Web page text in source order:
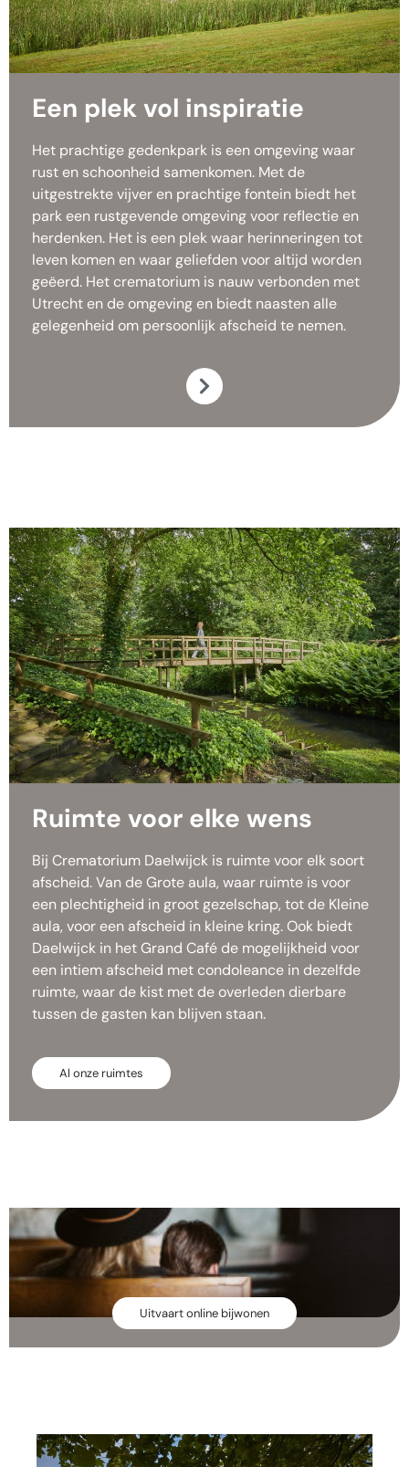
Een plek vol inspiratie
Het prachtige gedenkpark is een omgeving waar
rust en schoonheid samenkomen. Met de
uitgestrekte vijver en prachtige fontein biedt het
park een rustgevende omgeving voor reflectie en
herdenken. Het is een plek waar herinneringen tot
leven komen en waar geliefden voor altijd worden
geëerd. Het crematorium is nauw verbonden met
Utrecht en de omgeving en biedt naasten alle
gelegenheid om persoonlijk afscheid te nemen.
Ruimte voor elke wens​
Bij Crematorium Daelwijck is ruimte voor elk soort
afscheid. Van de Grote aula, waar ruimte is voor
een plechtigheid in groot gezelschap, tot de Kleine
aula, voor een afscheid in kleine kring. Ook biedt
Daelwijck in het Grand Café de mogelijkheid voor
een intiem afscheid met condoleance in dezelfde
ruimte, waar de kist met de overleden dierbare
tussen de gasten kan blijven staan.
Al onze ruimtes
Uitvaart online bijwonen